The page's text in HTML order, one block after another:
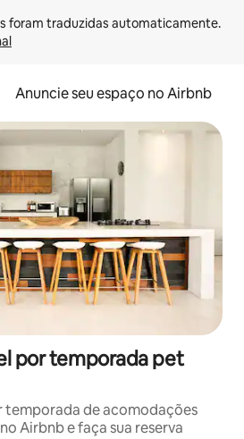
Anuncie seu espaço no Airbnb
por temporada pet
temporada de acomodações
Airbnb e faça sua reserva